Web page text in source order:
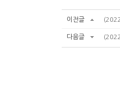
이전글
다음글